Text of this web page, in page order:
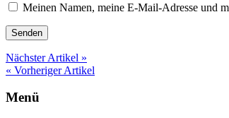
Meinen Namen, meine E-Mail-Adresse und
Nächster Artikel »
« Vorheriger Artikel
Menü